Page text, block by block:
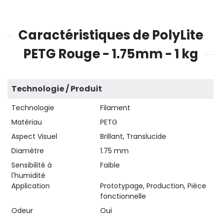
Caractéristiques de PolyLite
PETG Rouge - 1.75mm - 1 kg
Technologie / Produit
Technologie
Filament
Matériau
PETG
Aspect Visuel
Brillant, Translucide
Diamètre
1.75 mm
Sensibilité à
l'humidité
Faible
Application
Prototypage, Production, Pièce
fonctionnelle
Odeur
Oui